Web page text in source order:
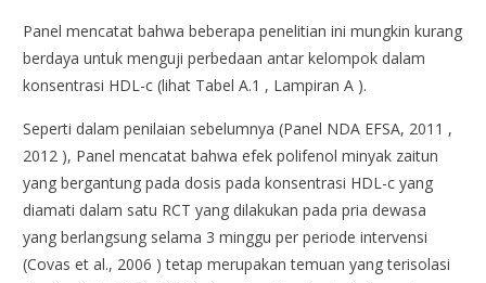
Panel mencatat bahwa beberapa penelitian ini mungkin kurang
berdaya untuk menguji perbedaan antar kelompok dalam
konsentrasi HDL-c (lihat Tabel A.1 , Lampiran A ).
Seperti dalam penilaian sebelumnya (Panel NDA EFSA, 2011 ,
2012 ), Panel mencatat bahwa efek polifenol minyak zaitun
yang bergantung pada dosis pada konsentrasi HDL-c yang
diamati dalam satu RCT yang dilakukan pada pria dewasa
yang berlangsung selama 3 minggu per periode intervensi
(Covas et al., 2006 ) tetap merupakan temuan yang terisolasi